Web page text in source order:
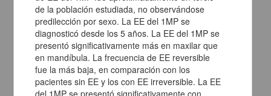
Carta de Vicente G. Muñoz a Francisco I. Madero ofreciéndole sus
servicios
Muñoz, Vicente G.
[sin fecha]
Multidisciplina
de la población estudiada, no observándose
predilección por sexo. La EE del 1MP se
diagnosticó desde los 5 años. La EE del 1MP se
presentó significativamente más en maxilar que
en mandíbula. La frecuencia de EE reversible
fue la más baja, en comparación con los
pacientes sin EE y los con EE irreversible. La EE